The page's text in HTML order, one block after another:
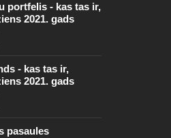
portfelis - kas tas ir,
2021. gads
- kas tas ir,
2021. gads
pasaules